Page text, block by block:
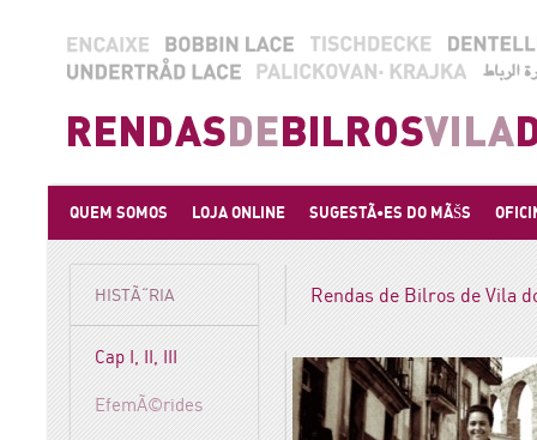
QUEM SOMOS LOJA ONLINE SUGESTÃ•ES DO MÃŠS
HISTÃ“RIA
Cap I, II, III
EfemÃ©rides
Rendas de Bilros de Vila